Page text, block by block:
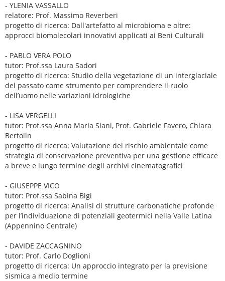
- YLENIA VASSALLO
relatore: Prof. Massimo Reverberi
progetto di ricerca: Dall'artefatto al microbioma e oltre:
approcci biomolecolari innovativi applicati ai Beni Culturali
- PABLO VERA POLO
tutor: Prof.ssa Laura Sadori
progetto di ricerca: Studio della vegetazione di un interglaciale
del passato come strumento per comprendere il ruolo
dell’uomo nelle variazioni idrologiche
- LISA VERGELLI
tutor: Prof.ssa Anna Maria Siani, Prof. Gabriele Favero, Chiara
Bertolin
progetto di ricerca: Valutazione del rischio ambientale come
strategia di conservazione preventiva per una gestione efficace
a breve e lungo termine degli archivi cinematografici
- GIUSEPPE VICO
tutor: Prof.ssa Sabina Bigi
progetto di ricerca: Analisi di strutture carbonatiche profonde
per l’individuazione di potenziali geotermici nella Valle Latina
(Appennino Centrale)
- DAVIDE ZACCAGNINO
tutor: Prof. Carlo Doglioni
progetto di ricerca: Un approccio integrato per la previsione
sismica a medio termine